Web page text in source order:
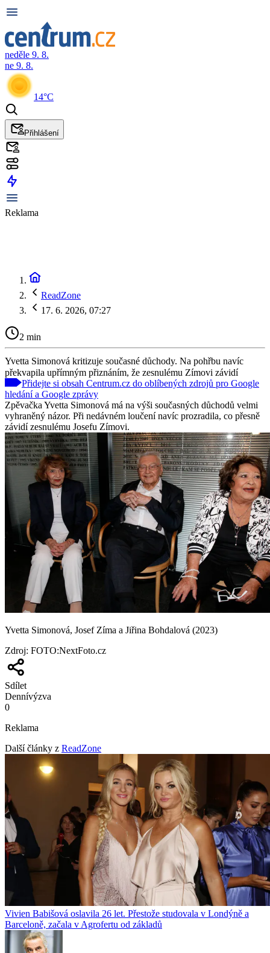
neděle 9. 8.
ne 9. 8.
14°C
Přihlášení
Reklama
ReadZone
17. 6. 2026, 07:27
2 min
Yvetta Simonová kritizuje současné důchody. Na pohřbu navíc
překvapila upřímným přiznáním, že zesnulému Zímovi závidí
Přidejte si obsah Centrum.cz do oblíbených zdrojů pro Google
hledání a Google zprávy
Zpěvačka Yvetta Simonová má na výši současných důchodů velmi
vyhraněný názor. Při nedávném loučení navíc prozradila, co přesně
závidí zesnulému Josefu Zímovi.
Yvetta Simonová, Josef Zíma a Jiřina Bohdalová (2023)
Zdroj: FOTO:NextFoto.cz
Sdílet
Dennívýzva
0
Reklama
Další články z ReadZone
Vivien Babišová oslavila 26 let. Přestože studovala v Londýně a
Barceloně, začala v Agrofertu od základů